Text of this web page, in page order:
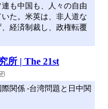
も中国も、人々の自由
た。米英は、非人道な
経済制裁し、政権転覆
所 | The 21st
関係 -台湾問題と日中関